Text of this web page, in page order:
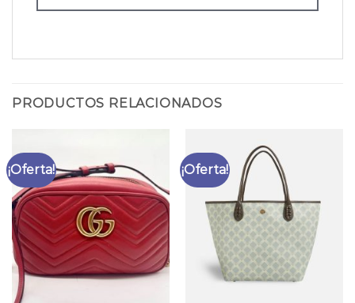
PRODUCTOS RELACIONADOS
¡Oferta! ¡Oferta!